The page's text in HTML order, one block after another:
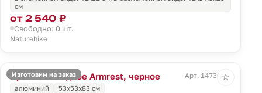
см
от 2 540 ₽
Свободно: 0 шт.
Naturehike
Изготовим на заказ
Кресло складное Armrest, черное
Арт. 14730.30
алюминий
53х53х83 см
☆